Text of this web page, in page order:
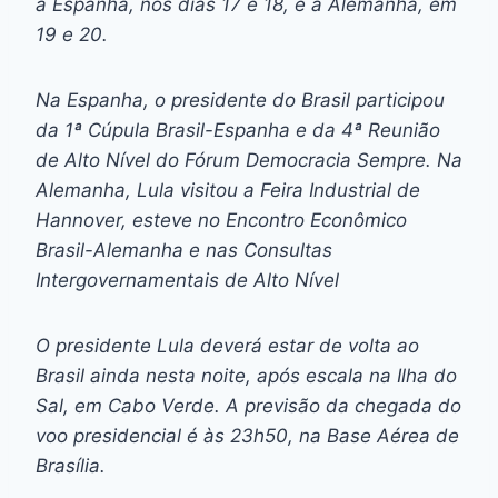
19 e 20.
Na Espanha, o presidente do Brasil participou
da 1ª Cúpula Brasil-Espanha e da 4ª Reunião
de Alto Nível do Fórum Democracia Sempre. Na
Alemanha, Lula visitou a Feira Industrial de
Hannover, esteve no Encontro Econômico
Brasil-Alemanha e nas Consultas
Intergovernamentais de Alto Nível
O presidente Lula deverá estar de volta ao
Brasil ainda nesta noite, após escala na Ilha do
Sal, em Cabo Verde. A previsão da chegada do
voo presidencial é às 23h50, na Base Aérea de
Brasília.